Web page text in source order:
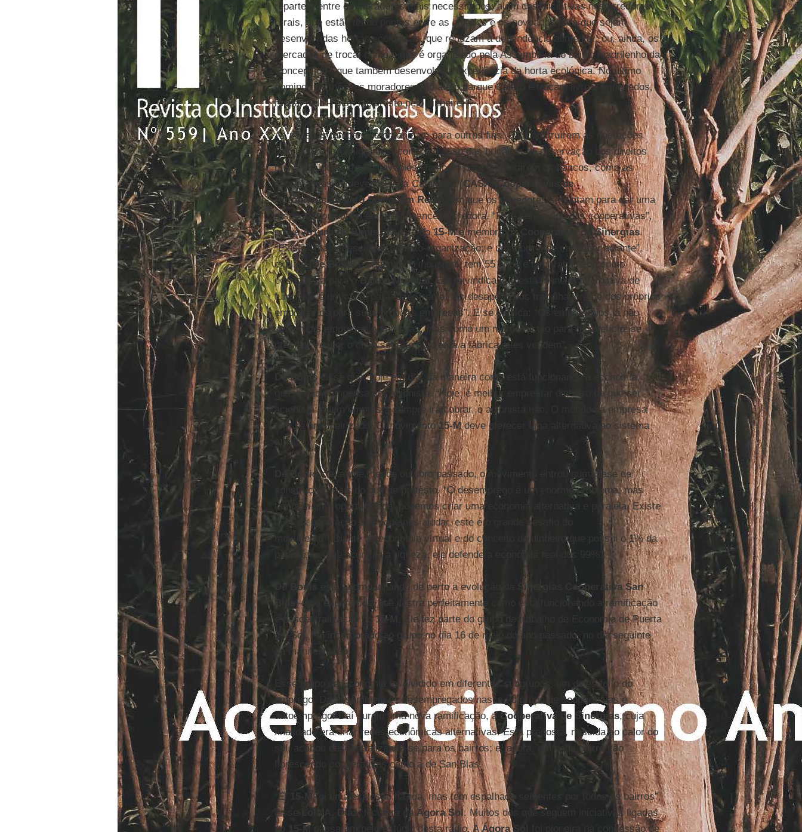
repartem entre os moradores mais necessitados; além das iniciativas nos arredores
rurais, que estão tendo pontes entre as cidades e os povoados para que sejam
desenvolvidas hortas ecológicas, que reduzam a dependência alimentar; ou, ainda, os
mercados de troca, como o que é organizado pela Assembleia do bairro madrilenho da
Concepción - que também desenvolve a experiência da horta ecológica. No último
domingo do mês, os moradores vão até o parque Calero e trocam livros, brinquedos,
roupa, tudo – sem medir isto pelo dinheiro.
As pessoas também se organizam para outros fins. Para obstruírem as operações
policiais contra imigrantes, como é o caso das brigadas de observação dos direitos
humanos, do bairro de Lavapiés. Também para enfrentarem os bancos, como as
cooperativas de devedores da Catalunha (CASX
Cooperativas de
Autofinanciamento Social em Rede ), em que os devedores se juntam para dar uma
resposta conjunta à entidade financeira credora. “Este será o ano das cooperativas”,
prevêArturo de Bonis, ativista do15-Me membro daCooperativa de Sinergias.
“Existe uma necessidade de auto-organização; é uma forma de caminhar adiante”,
explica.
De Bonisé engenheiro industrial, tem 55 anos e tem trabalhado como
economista para oBanco Mundial. Ele reivindica que esta maneira alternativa de
funcionar é um canal para fazer frente: “ao desapego dos trabalhadores e dos próprios
empresários para suas próprias empresas”. E se explica: “Os empresários já não
sentem as empresas como suas, mas como um mero veículo para o benefício: se
precisar vender o chão sobre o qual está a fábrica, eles vendem”.
De Bonisdisse que, hoje em dia, da maneira como está funcionando a economia,
quase não compensa ser acionista. “Hoje, é melhor emprestar dinheiro do que ser
acionista: quem empresta sempre irá cobrar, o acionista não. O mundo da empresa
tem se financeirizado. O movimento 15-Mdeve oferecer uma alternativa ao sistema
atual”.
De Bonisconta que, desde outubro passado, o movimento entrou numa fase de
construção, mais do que de protesto. “O desemprego é um enorme problema, mas
também uma oportunidade: podemos criar uma economia alternativa e paralela. Existe
25% da população que pode nos ajudar, este é o grande desafio do
movimento”. Diante da economia virtual e do conceito de dinheiro que possui o 1% da
população, que acumula a riqueza, ele defende a economia real dos 99%.
De Bonis está acompanhando de perto a evolução da
Sinergias Cooperativa San
Blas
, uma experiência que ilustra perfeitamente como está funcionando a ramificação
e descentralização do15-M
. Ele fez parte do grupo de trabalho de Economia de Puerta
del Sol. Foi incorporado ao grupo no dia 16 de maio do ano passado, no dia seguinte
da manifestação.
Esse grupo de Economia foi dividido em diferentes subgrupos, um deles foi o do
emprego. Da assembleia de desempregados nasceu o grupo de cooperativas e
autoemprego. Daí surgiu uma nova ramificação, aCooperativa de Sinergias, cuja
finalidade era criar redes econômicas alternativas. Esta proposta, nascida ao calor do
sol, acabou descentralizando-se para os bairros; e, agora, em cada bairro vão
florescendo cooperativas como a de San Blas.
“El 15-M foi uma explosão na rua, mas tem espalhado sementes por todos os bairros”,
disse
Lola A. Díaz, locutora daÁgora Sol. Muitos dos que seguem iniciativas ligadas
ao
15-Mpassaram pelo estúdio desta rádio. AÁgora Sol foi pioneira na concessão de